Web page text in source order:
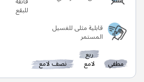
قابلية مثلى للغسيل
المستمر
مطفي
ربع
لامع نصف لامع